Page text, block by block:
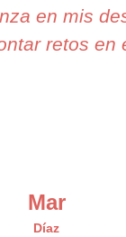
en mis
retos en
Mar
Díaz